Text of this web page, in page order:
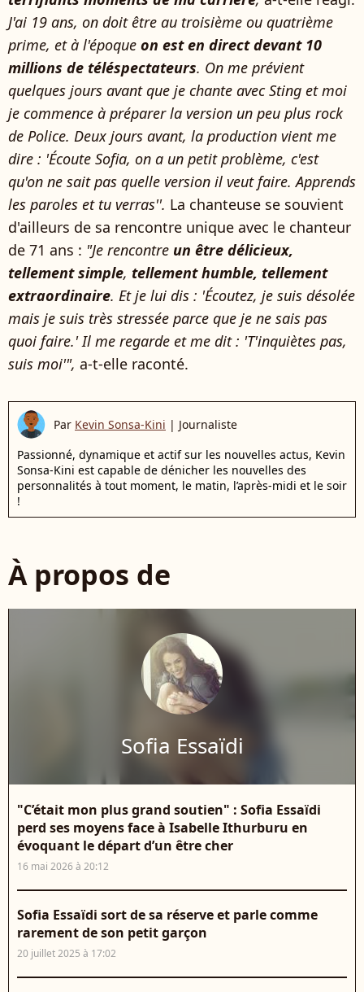
J'ai 19 ans, on doit être au troisième ou quatrième
prime, et à l'époque on est en direct devant 10
millions de téléspectateurs. On me prévient
quelques jours avant que je chante avec Sting et moi
je commence à préparer la version un peu plus rock
de Police. Deux jours avant, la production vient me
dire : 'Écoute Sofia, on a un petit problème, c'est
qu'on ne sait pas quelle version il veut faire. Apprends
les paroles et tu verras''. La chanteuse se souvient
d'ailleurs de sa rencontre unique avec le chanteur
de 71 ans : "Je rencontre un être délicieux,
tellement simple, tellement humble, tellement
extraordinaire. Et je lui dis : 'Écoutez, je suis désolée
mais je suis très stressée parce que je ne sais pas
quoi faire.' Il me regarde et me dit : 'T'inquiètes pas,
suis moi'", a-t-elle raconté.
Par Kevin Sonsa-Kini | Journaliste
Passionné, dynamique et actif sur les nouvelles actus, Kevin
Sonsa-Kini est capable de dénicher les nouvelles des
personnalités à tout moment, le matin, l’après-midi et le soir
!
À propos de
Sofia Essaïdi
"C’était mon plus grand soutien" : Sofia Essaïdi
perd ses moyens face à Isabelle Ithurburu en
évoquant le départ d’un être cher
16 mai 2026 à 20:12
Sofia Essaïdi sort de sa réserve et parle comme
rarement de son petit garçon
20 juillet 2025 à 17:02